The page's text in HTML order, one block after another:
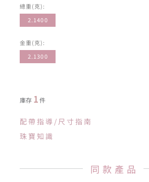
總重(克):
2.1400
金重(克):
2.1300
庫存 1件
配帶指導/尺寸指南
珠寶知識
同款產品